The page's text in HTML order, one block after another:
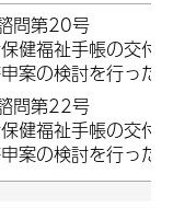
問第20号
健福祉手帳の交付
案の検討を行った
問第22号
健福祉手帳の交付
案の検討を行った